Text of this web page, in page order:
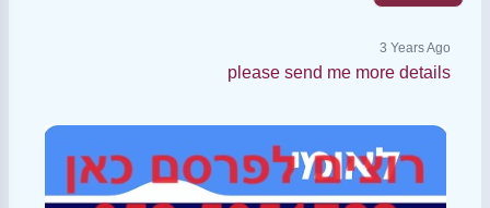
3 Years Ago
please send me more details